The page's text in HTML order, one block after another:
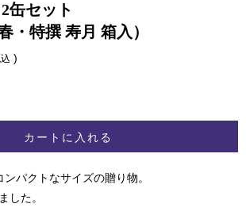
缶セット
・特撰 寿月 箱入）
カートに入れる
パクトなサイズの贈り物。
した。